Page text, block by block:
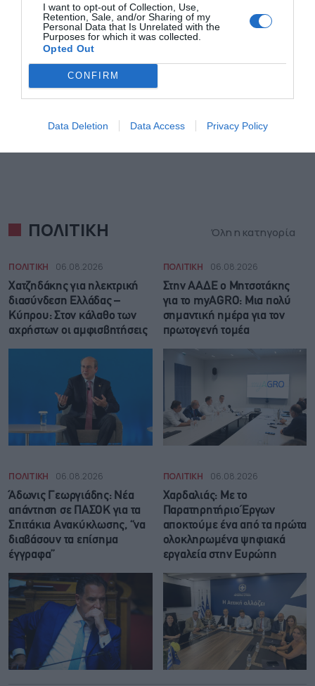
I want to opt-out of Collection, Use,
Retention, Sale, and/or Sharing of my
Personal Data that Is Unrelated with the
Purposes for which it was collected.
Opted Out
CONFIRM
Data Deletion Data Access Privacy Policy
ΠΟΛΙΤΙΚΗ Όλη η κατηγορία
ΠΟΛΙΤΙΚΗ 06.08.2026
Χατζηδάκης για ηλεκτρική
διασύνδεση Ελλάδας –
Κύπρου: Στον κάλαθο των
αχρήστων οι αμφισβητήσεις
ΠΟΛΙΤΙΚΗ 06.08.2026
Στην ΑΑΔΕ ο Μητσοτάκης
για το myAGRO: Μια πολύ
σημαντική ημέρα για τον
πρωτογενή τομέα
ΠΟΛΙΤΙΚΗ 06.08.2026
Άδωνις Γεωργιάδης: Νέα
απάντηση σε ΠΑΣΟΚ για τα
Σπιτάκια Ανακύκλωσης, “να
διαβάσουν τα επίσημα
έγγραφα”
ΠΟΛΙΤΙΚΗ 06.08.2026
Χαρδαλιάς: Με το
Παρατηρητήριο Έργων
αποκτούμε ένα από τα πρώτα
ολοκληρωμένα ψηφιακά
εργαλεία στην Ευρώπη